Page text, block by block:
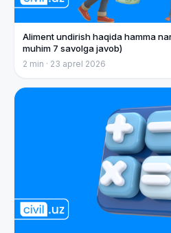
Aliment undirish haqida hamma
muhim 7 savolga javob)
2 min · 23 aprel 2026